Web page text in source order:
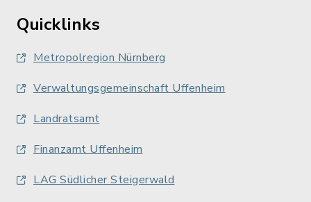
Quicklinks
Metropolregion Nürnberg
Verwaltungsgemeinschaft Uffenheim
Landratsamt
Finanzamt Uffenheim
LAG Südlicher Steigerwald